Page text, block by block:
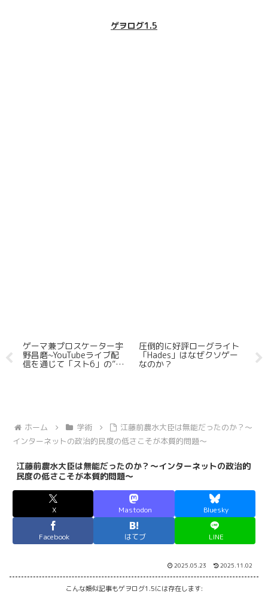
ゲヲログ1.5
ゲーマ兼プロスケーター宇
野昌磨~YouTubeライブ配
信を通じて「スト6」の”興
圧倒的に好評ローグライト
「Hades」はなぜクソゲー
なのか？
い
ホーム 学術
江藤前農水大臣は無能だったのか？～
インターネットの政治的民度の低さこそが本質的問題～
江藤前農水大臣は無能だったのか？～インターネットの政治的
民度の低さこそが本質的問題～
X Mastodon Bluesky
Facebook はてブ LINE
2025.05.23 2025.11.02
こんな類似記事もゲヲログ1.5には存在します: